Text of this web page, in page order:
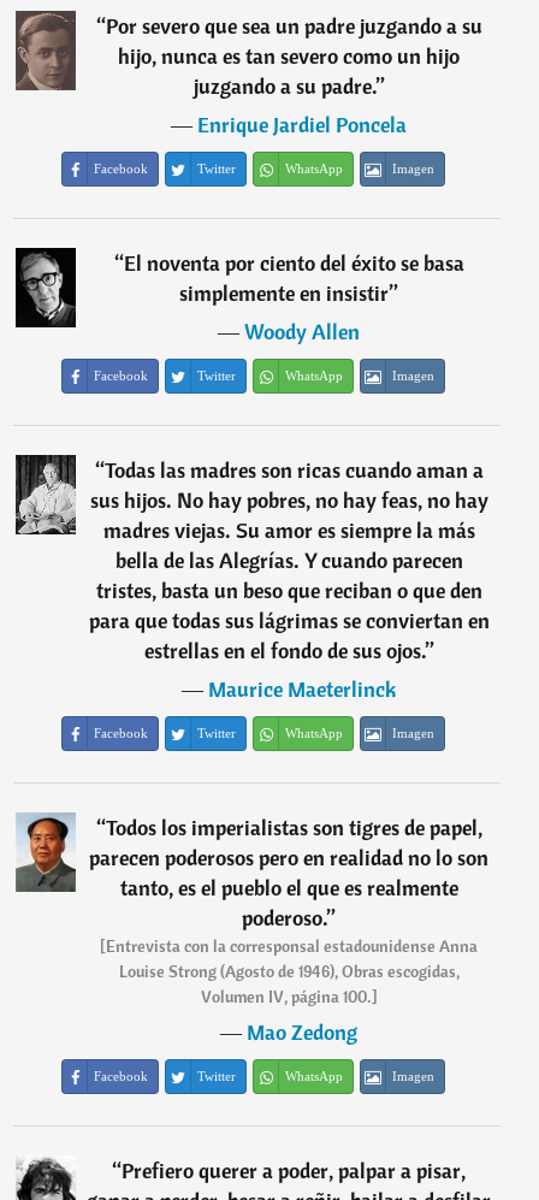
“Por severo que sea un padre juzgando a su
hijo, nunca es tan severo como un hijo
juzgando a su padre.”
―Enrique Jardiel Poncela
Facebook Twitter WhatsApp Imagen
“El noventa por ciento del éxito se basa
simplemente en insistir”
―Woody Allen
Facebook Twitter WhatsApp Imagen
“Todas las madres son ricas cuando aman a
sus hijos. No hay pobres, no hay feas, no hay
madres viejas. Su amor es siempre la más
bella de las Alegrías. Y cuando parecen
tristes, basta un beso que reciban o que den
para que todas sus lágrimas se conviertan en
estrellas en el fondo de sus ojos.”
―Maurice Maeterlinck
Facebook Twitter WhatsApp Imagen
“Todos los imperialistas son tigres de papel,
parecen poderosos pero en realidad no lo son
tanto, es el pueblo el que es realmente
poderoso.”
[Entrevista con la corresponsal estadounidense Anna
Louise Strong (Agosto de 1946), Obras escogidas,
Volumen IV, página 100.]
―Mao Zedong
Facebook Twitter WhatsApp Imagen
“Prefiero querer a poder, palpar a pisar,